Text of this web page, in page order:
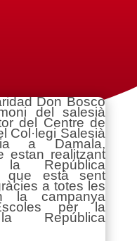
Don Bosco
del salesià
del Centre de
Col·legi Salesià
a Damala,
estan realitzant
República
que està sent
a totes les
la campanya
per la
República